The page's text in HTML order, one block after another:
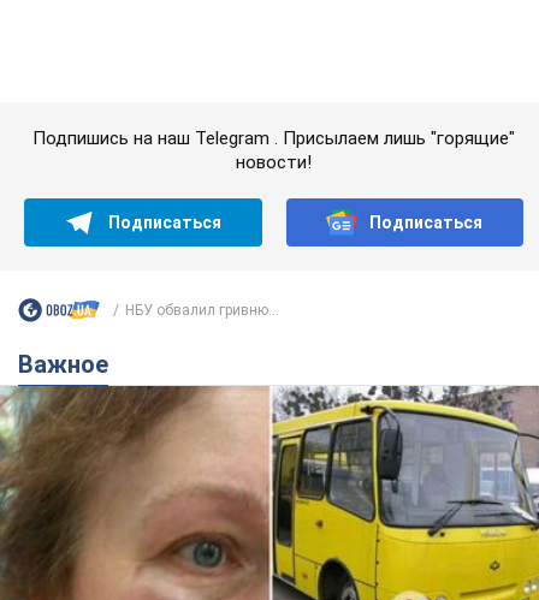
Важное
Во Львове женщина спровоцировала конфликт,
разговаривая на русском языке в маршрутке:
полиция составила административный
протокол. Видео
На место происшествия прибыли патрульные полицейские и
следственно-оперативная группа
8,2 т.